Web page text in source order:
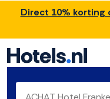
Direct 10% korting